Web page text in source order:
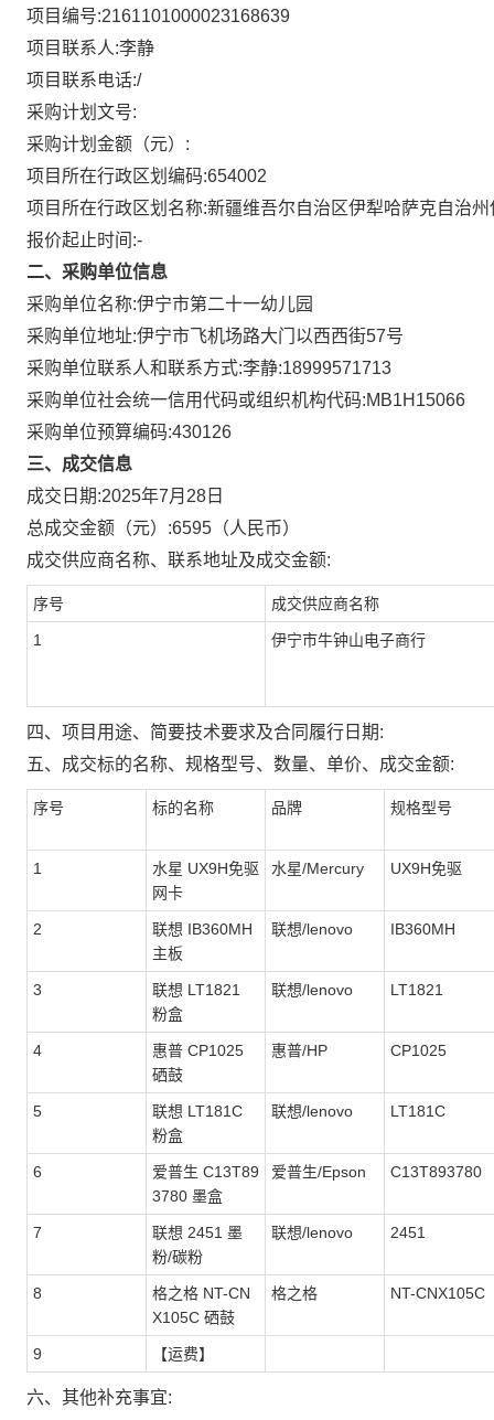
项目编号:2161101000023168639
项目联系人:李静
项目联系电话:/
采购计划文号:
采购计划金额（元）:
项目所在行政区划编码:654002
项目所在行政区划名称:新疆维吾尔自治区伊犁哈萨克自治州
报价起止时间:-
二、采购单位信息
采购单位名称:伊宁市第二十一幼儿园
采购单位地址:伊宁市飞机场路大门以西西街57号
采购单位联系人和联系方式:李静:18999571713
采购单位社会统一信用代码或组织机构代码:MB1H15066
采购单位预算编码:430126
三、成交信息
成交日期:2025年7月28日
总成交金额（元）:6595 （人民币）
成交供应商名称、联系地址及成交金额:
序号 成交供应商名称
1 伊宁市牛钟山电子商行
四、项目用途、简要技术要求及合同履行日期:
五、成交标的名称、规格型号、数量、单价、成交金额:
序号 标的名称 品牌 规格型号
1
水星 UX9H免驱
网卡
水星/Mercury UX9H免驱
2
联想 IB360MH
主板
联想/lenovo IB360MH
3
联想 LT1821
粉盒
联想/lenovo LT1821
4
惠普 CP1025
硒鼓
惠普/HP CP1025
5
联想 LT181C
粉盒
联想/lenovo LT181C
6
爱普生 C13T89
3780 墨盒
爱普生/Epson C13T893780
7
联想 2451 墨
粉/碳粉
联想/lenovo 2451
8
格之格 NT-CN
X105C 硒鼓
格之格 NT-CNX105C
9 【运费】
六、其他补充事宜: